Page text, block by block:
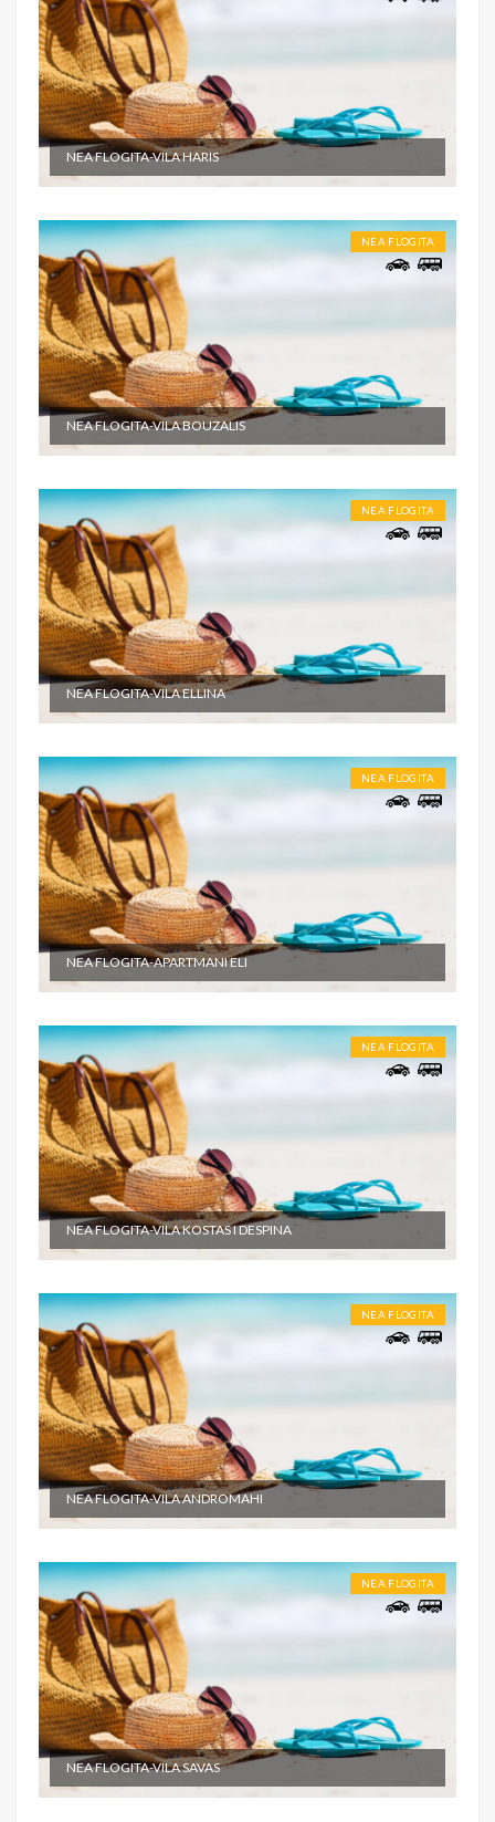
NEA FLOGITA-VILA HARIS
NEA FLOGITA
NEA FLOGITA-VILA BOUZALIS
NEA FLOGITA
NEA FLOGITA-VILA ELLINA
NEA FLOGITA
NEA FLOGITA-APARTMANI ELI
NEA FLOGITA
NEA FLOGITA-VILA KOSTAS I DESPINA
NEA FLOGITA
NEA FLOGITA-VILA ANDROMAHI
NEA FLOGITA
NEA FLOGITA-VILA SAVAS